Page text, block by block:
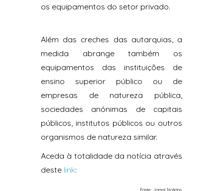
os equipamentos do setor privado.
Além das creches das autarquias, a
medida abrange também os
equipamentos das instituições de
ensino superior público ou de
empresas de natureza pública,
sociedades anónimas de capitais
públicos, institutos públicos ou outros
organismos de natureza similar.
Aceda à totalidade da notícia através
deste link:
Fonte: Jornal Noticías